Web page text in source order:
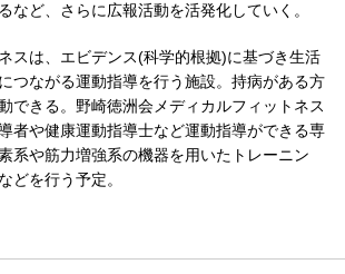
など、さらに広報活動を活発化していく。
スは、エビデンス(科学的根拠)に基づき生活
つながる運動指導を行う施設。持病がある方
できる。野崎徳洲会メディカルフィットネス
者や健康運動指導士など運動指導ができる専
系や筋力増強系の機器を用いたトレーニン
どを行う予定。